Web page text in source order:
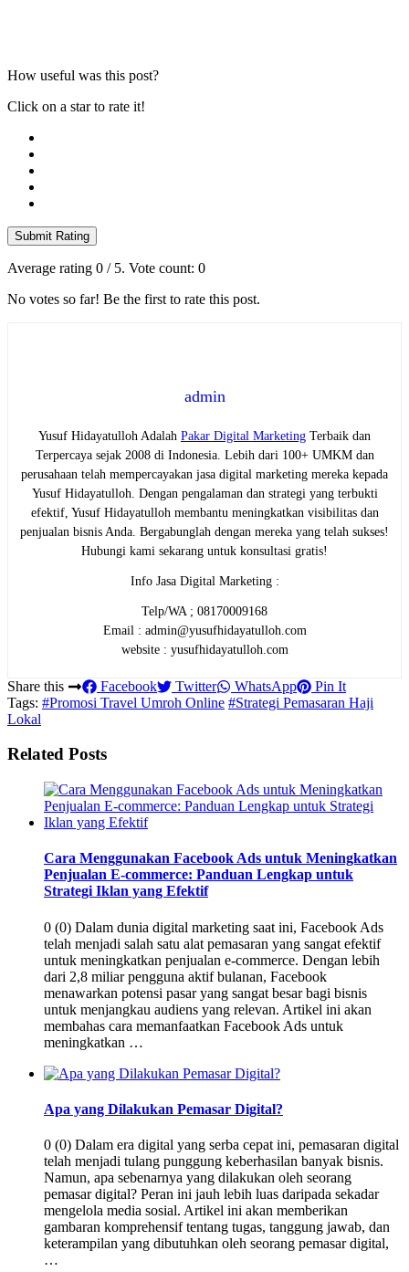
How useful was this post?
Click on a star to rate it!
Submit Rating
Average rating 0 / 5. Vote count: 0
No votes so far! Be the first to rate this post.
admin
Yusuf Hidayatulloh Adalah Pakar Digital Marketing Terbaik dan
Terpercaya sejak 2008 di Indonesia. Lebih dari 100+ UMKM dan
perusahaan telah mempercayakan jasa digital marketing mereka kepada
Yusuf Hidayatulloh. Dengan pengalaman dan strategi yang terbukti
efektif, Yusuf Hidayatulloh membantu meningkatkan visibilitas dan
penjualan bisnis Anda. Bergabunglah dengan mereka yang telah sukses!
Hubungi kami sekarang untuk konsultasi gratis!
Info Jasa Digital Marketing :
Telp/WA ; 08170009168
Email : admin@yusufhidayatulloh.com
website : yusufhidayatulloh.com
Share this Facebook Twitter WhatsApp
Pin It
Tags: #Promosi Travel Umroh Online #Strategi Pemasaran Haji
Lokal
Related Posts
Cara Menggunakan Facebook Ads untuk Meningkatkan
Penjualan E-commerce: Panduan Lengkap untuk
Strategi Iklan yang Efektif
0 (0) Dalam dunia digital marketing saat ini, Facebook Ads
telah menjadi salah satu alat pemasaran yang sangat efektif
untuk meningkatkan penjualan e-commerce. Dengan lebih
dari 2,8 miliar pengguna aktif bulanan, Facebook
menawarkan potensi pasar yang sangat besar bagi bisnis
untuk menjangkau audiens yang relevan. Artikel ini akan
membahas cara memanfaatkan Facebook Ads untuk
meningkatkan …
Apa yang Dilakukan Pemasar Digital?
0 (0) Dalam era digital yang serba cepat ini, pemasaran digital
telah menjadi tulang punggung keberhasilan banyak bisnis.
Namun, apa sebenarnya yang dilakukan oleh seorang
pemasar digital? Peran ini jauh lebih luas daripada sekadar
mengelola media sosial. Artikel ini akan memberikan
gambaran komprehensif tentang tugas, tanggung jawab, dan
keterampilan yang dibutuhkan oleh seorang pemasar digital,
…